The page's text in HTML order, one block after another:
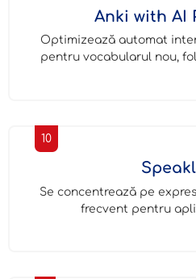
Anki with AI
Optimizează automat
pentru vocabularul nou,
Se concentrează pe
frecvent pentru
10